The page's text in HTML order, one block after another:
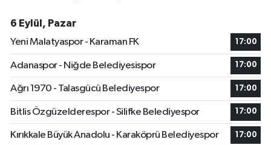
6 Eylül, Pazar
Yeni Malatyaspor - Karaman FK
17:00
Adanaspor - Niğde Belediyesispor 17:00
Ağrı 1970 - Talasgücü Belediyespor 17:00
Bitlis Özgüzelderespor - Silifke Belediyespor 17:00
Kırıkkale Büyük Anadolu - Karaköprü Belediyespor 17:00